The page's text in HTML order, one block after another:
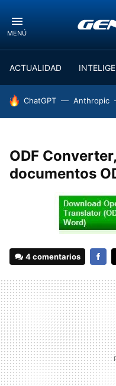
MENÚ
ACTUALIDAD
HOY SE HABLA DE
ChatGPT Anthropic
ODF
documentos
4 comentarios